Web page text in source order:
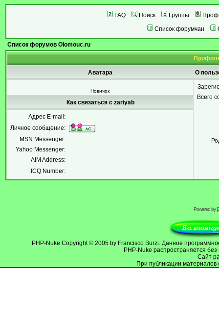
FAQ Поиск Группы
Список форумчан
Список форумов Olomouc.ru
Аватара О
Новичок
Всего
Как связаться с zariyab
Адрес E-mail:
Личное сообщение:
MSN Messenger:
Yahoo Messenger:
AIM Address:
ICQ Number:
Powered by
PHP-Nuke Copyright © 2005 by Francisco Burzi. Данное
PHP-Nuke распространяется
Cайт
При публикации